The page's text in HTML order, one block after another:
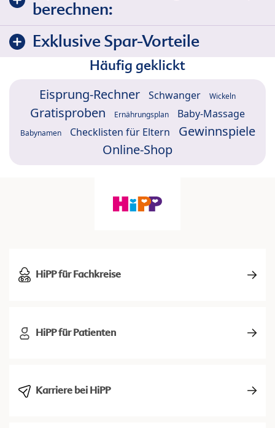
berechnen:
Exklusive Spar-Vorteile
Häufig geklickt
Eisprung-Rechner Schwanger Wickeln
Gratisproben Ernährungsplan Baby-Massage
Babynamen Checklisten für Eltern
Gewinnspiele
Online-Shop
HiPP für Fachkreise
HiPP für Patienten
Karriere bei HiPP